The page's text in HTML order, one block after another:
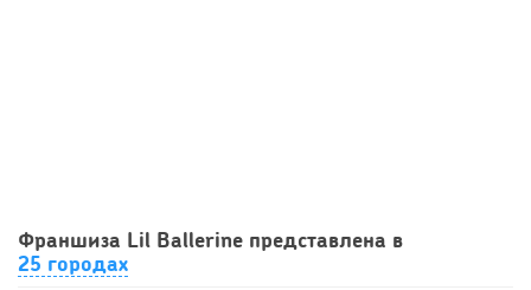
2026 году:...
Франшиза Lil Ballerine представлена в
25 городах